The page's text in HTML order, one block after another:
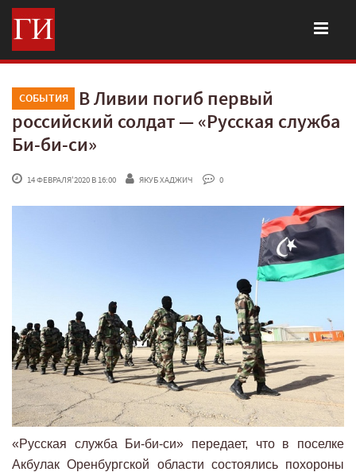
СОБЫТИЯ
В Ливии погиб первый
российский солдат — «Русская служба
Би-би-си»
14 ФЕВРАЛЯ'2020 В 16:00 ЯКУБ ХАДЖИЧ 0
«Русская служба Би-би-си» передает, что в поселке
Акбулак Оренбургской области состоялись похороны